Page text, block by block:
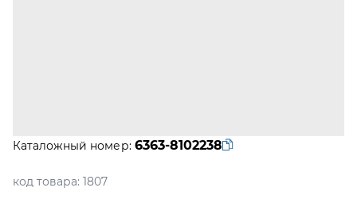
Каталожный номер: 6363-8102238
код товара: 1807